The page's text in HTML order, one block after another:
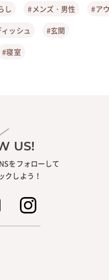
し #メンズ・男性 #ア
ッシュ #玄関
#寝室
US!
をフォローして
クしよう！